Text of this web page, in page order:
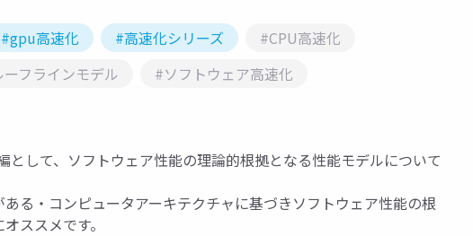
#gpu高速化 #高速化シリーズ
#CPU高速化
ーフラインモデル #ソフトウェア高速化
として、ソフトウェア性能の理論的根拠となる性能モデルについて
る・コンピュータアーキテクチャに基づきソフトウェア性能の根
ススメです。